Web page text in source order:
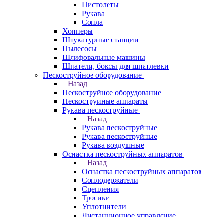
Пистолеты
Рукава
Сопла
Хопперы
Штукатурные станции
Пылесосы
Шлифовальные машины
Шпатели, боксы для шпатлевки
Пескоструйное оборудование
Назад
Пескоструйное оборудование
Пескоструйные аппараты
Рукава пескоструйные
Назад
Рукава пескоструйные
Рукава пескоструйные
Рукава воздушные
Оснастка пескоструйных аппаратов
Назад
Оснастка пескоструйных аппаратов
Соплодержатели
Сцепления
Тросики
Уплотнители
Дистанционное управление